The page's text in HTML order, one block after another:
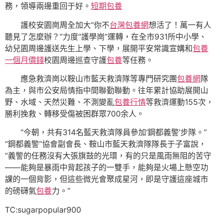
務，領導兩邊重回于好。 短期包養
護校安園崗周全加大“你不台灣包養網想活了！萬一有人
聽見了怎麼辦？”力度“護學崗”運轉，在全市931所中小學、
幼兒園周邊護送先生上學、下學，展開平安常識宣媾和包養
一個月價錢校園周邊巡查守護包養等任務。
應急救濟崗以鞍山市藍天救濟隊等專門研究團包養網隊
為主，與市公安局情指中間聯勤聯動。往年累計協助展開山
野、水域、天然災難、不測變亂包養行情等救濟運動155次，
勝利挽救、轉移受傷被困群眾700余人。
“今朝，共有314名藍天救濟隊員參加‘鋼都義警’步隊。”
“鋼都義警”協會副會長、鞍山市藍天救濟隊隊長于子富說，
“義警的任務沒有大張旗鼓的光環，有的只是風雨無阻的苦守
——能夠是暴雨中背起孩子的一雙手，能夠是火場上懸空功
課的一個背影，但這些微光會聚成星河，即是守護這座城市
的磅礴氣包養力。”
TC:sugarpopular900